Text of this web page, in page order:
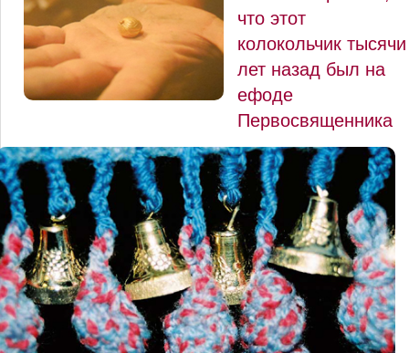
что этот
колокольчик тысячи
лет назад был на
ефоде
Первосвященника